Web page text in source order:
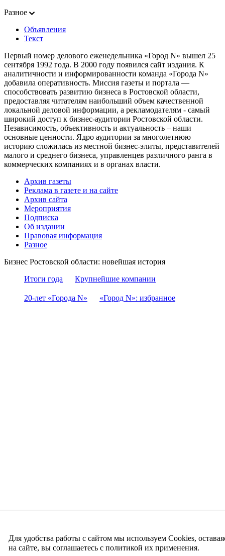
Разное
Объявления
Текст
Первый номер делового еженедельника «Город N» вышел 25
сентября 1992 года. В 2000 году появился сайт издания. К
аналитичности и информированности команда «Города N»
добавила оперативность. Миссия газеты и портала —
способствовать развитию бизнеса в Ростовской области,
предоставляя читателям наибольший объем качественной
локальной деловой информации, а рекламодателям - самый
широкий доступ к бизнес-аудитории Ростовской области.
Независимость, объективность и актуальность – наши
основные ценности. Ядро аудитории за многолетнюю
историю сложилась из местной бизнес-элиты, представителей
малого и среднего бизнеса, управленцев различного ранга в
коммерческих компаниях и в органах власти.
Архив газеты
Реклама в газете и на сайте
Архив сайта
Мероприятия
Подписка
Об издании
Правовая информация
Разное
Бизнес Ростовской области: новейшая история
Итоги года
Крупнейшие компании
20-лет «Города N» «Город N»: избранное
Для удобства работы с сайтом мы используем Cookies,
на сайте, вы соглашаетесь с политикой их применения.